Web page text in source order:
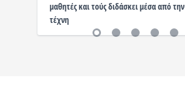
μαθητές και τούς διδάσκει μέσα από την
τέχνη